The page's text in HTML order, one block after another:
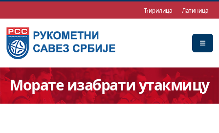
Ћирилица Латиница
Морате изабрати утакмицу